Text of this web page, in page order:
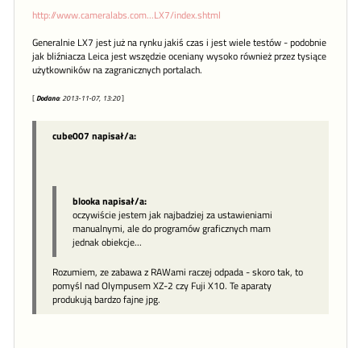
http://www.cameralabs.com...LX7/index.shtml
Generalnie LX7 jest już na rynku jakiś czas i jest wiele testów - podobnie
jak bliźniacza Leica jest wszędzie oceniany wysoko również przez tysiące
użytkowników na zagranicznych portalach.
[Dodano: 2013-11-07, 13:20]
cube007 napisał/a:
blooka napisał/a:
oczywiście jestem jak najbadziej za ustawieniami
manualnymi, ale do programów graficznych mam
jednak obiekcje...
Rozumiem, ze zabawa z RAWami raczej odpada - skoro tak, to
pomyśl nad Olympusem XZ-2 czy Fuji X10. Te aparaty
produkują bardzo fajne jpg.